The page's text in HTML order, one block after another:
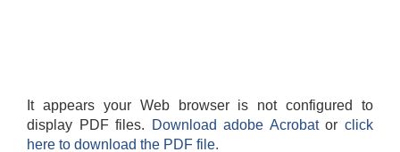
It appears your Web browser is not configured to
display PDF files.
Download adobe Acrobatorclick
here to download the PDF file.